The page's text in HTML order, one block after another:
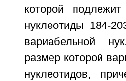
которой
нуклеотиды 184-
вариабельной
размер которой
нуклеотидов,